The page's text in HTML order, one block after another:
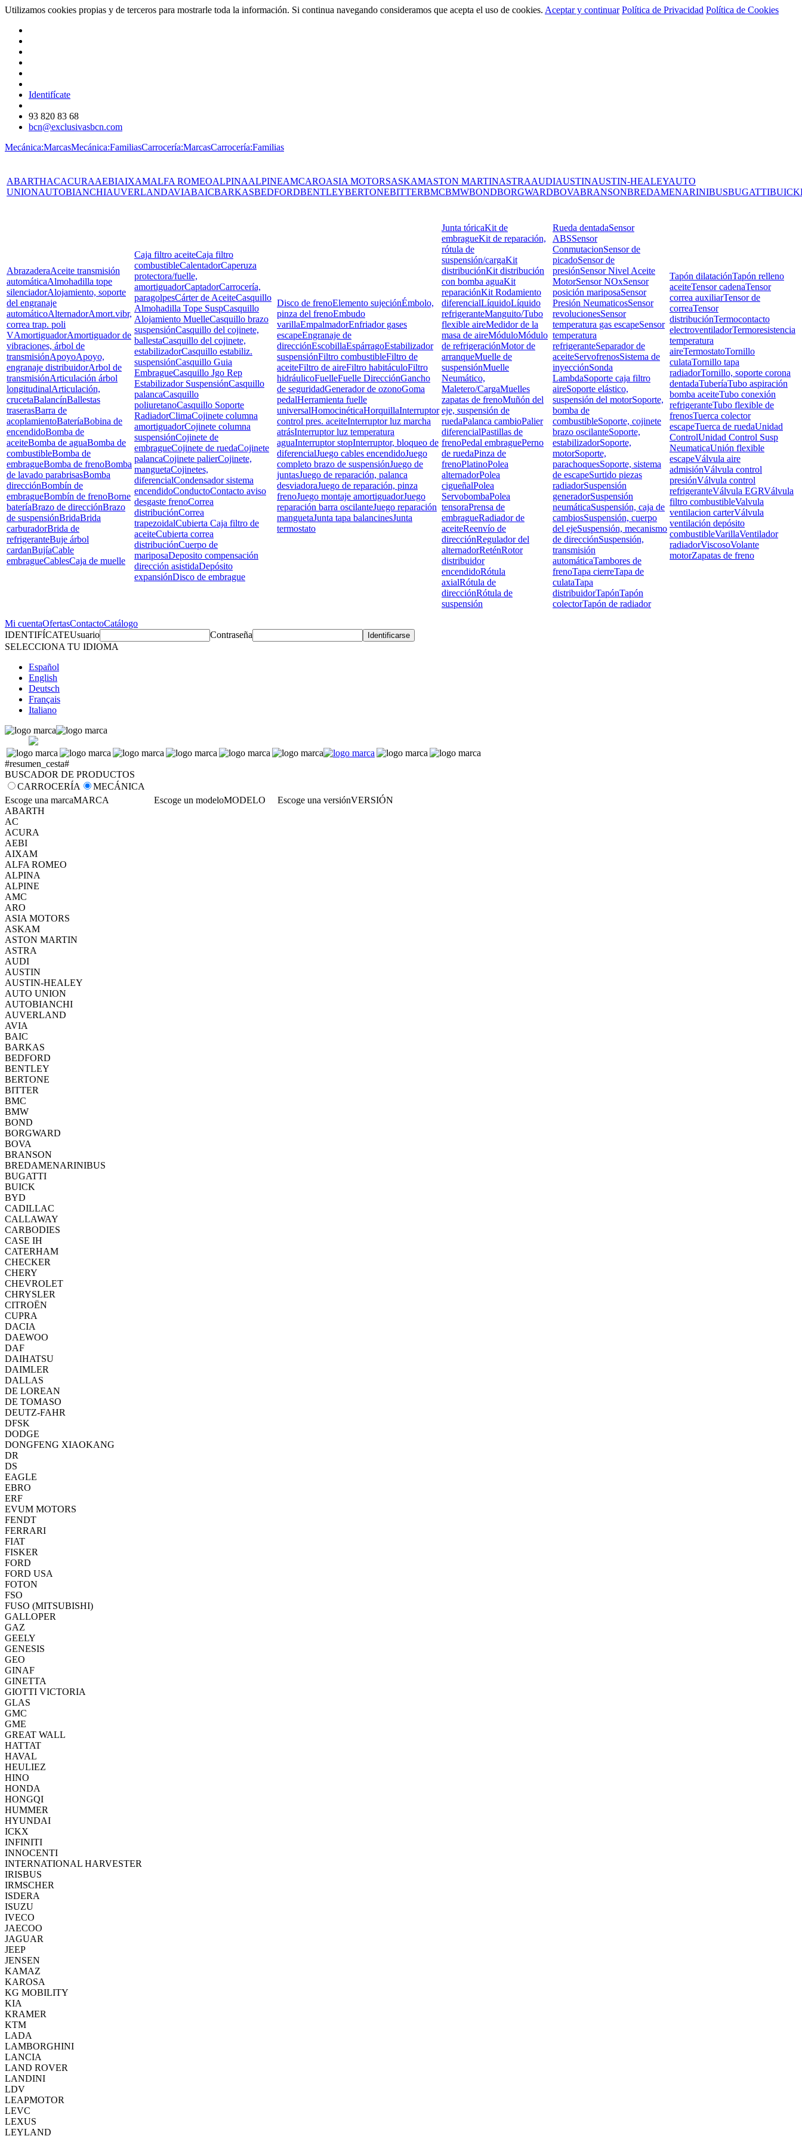
Utilizamos cookies propias y de terceros para mostrarle toda la información. Si continua navegando consideramos que acepta el uso de cookies. Aceptar y continuar Política de Privacidad Política de Cookies
Identifícate
93 820 83 68
bcn@exclusivasbcn.com
Mecánica:MarcasMecánica:FamiliasCarrocería:MarcasCarrocería:Familias
ABARTHACACURAAEBIAIXAMALFA ROMEOALPINAALPINEAMCAROASIA MOTORSASKAMASTON MARTINASTRAAUDIAUSTINAUSTIN-HEALEYAUTO
UNIONAUTOBIANCHIAUVERLANDAVIABAICBARKASBEDFORDBENTLEYBERTONEBITTERBMCBMWBONDBORGWARDBOVABRANSONBREDAMENARINIBUSBUGATTIBUICK
AbrazaderaAceite transmisión
automáticaAlmohadilla tope
silenciadorAlojamiento, soporte
del engranaje
automáticoAlternadorAmort.vibr,
correa trap. poli
VAmortiguadorAmortiguador de
vibraciones, árbol de
transmisiónApoyoApoyo,
engranaje distribuidorArbol de
transmisiónArticulación árbol
longitudinalArticulación,
crucetaBalancínBallestas
traserasBarra de
acoplamientoBateríaBobina de
encendidoBomba de
aceiteBomba de aguaBomba de
combustibleBomba de
embragueBomba de frenoBomba
de lavado parabrisasBomba
direcciónBombín de
embragueBombín de frenoBorne
bateríaBrazo de direcciónBrazo
de suspensiónBridaBrida
carburadorBrida de
refrigeranteBuje árbol
cardanBujíaCable
embragueCablesCaja de muelle
Caja filtro aceiteCaja filtro
combustibleCalentadorCaperuza
protectora/fuelle,
amortiguadorCaptadorCarrocería,
paragolpesCárter de AceiteCasquillo
Almohadilla Tope SuspCasquillo
Alojamiento MuelleCasquillo brazo
suspensiónCasquillo del cojinete,
ballestaCasquillo del cojinete,
estabilizadorCasquillo estabiliz.
suspensiónCasquillo Guia
EmbragueCasquillo Jgo Rep
Estabilizador SuspensiónCasquillo
palancaCasquillo
poliuretanoCasquillo Soporte
RadiadorClimaCojinete columna
amortiguadorCojinete columna
suspensiónCojinete de
embragueCojinete de ruedaCojinete
palancaCojinete palierCojinete,
manguetaCojinetes,
diferencialCondensador sistema
encendidoConductoContacto aviso
desgaste frenoCorrea
distribuciónCorrea
trapezoidalCubierta Caja filtro de
aceiteCubierta correa
distribuciónCuerpo de
mariposaDeposito compensación
dirección asistidaDepósito
expansiónDisco de embrague
Disco de frenoElemento sujeciónÉmbolo,
pinza del frenoEmbudo
varillaEmpalmadorEnfriador gases
escapeEngranaje de
direcciónEscobillaEspárragoEstabilizador
suspensiónFiltro combustibleFiltro de
aceiteFiltro de aireFiltro habitáculoFiltro
hidráulicoFuelleFuelle DirecciónGancho
de seguridadGenerador de ozonoGoma
pedalHerramienta fuelle
universalHomocinéticaHorquillaInterruptor
control pres. aceiteInterruptor luz marcha
atrásInterruptor luz temperatura
aguaInterruptor stopInterruptor, bloqueo de
diferencialJuego cables encendidoJuego
completo brazo de suspensiónJuego de
juntasJuego de reparación, palanca
desviadoraJuego de reparación, pinza
frenoJuego montaje amortiguadorJuego
reparación barra oscilanteJuego reparación
manguetaJunta tapa balancinesJunta
termostato
Junta tóricaKit de
embragueKit de reparación,
rótula de
suspensión/cargaKit
distribuciónKit distribución
con bomba aguaKit
reparaciónKit Rodamiento
diferencialLíquidoLíquido
refrigeranteManguito/Tubo
flexible aireMedidor de la
masa de aireMóduloMódulo
de refrigeraciónMotor de
arranqueMuelle de
suspensiónMuelle
Neumático,
Maletero/CargaMuelles
zapatas de frenoMuñón del
eje, suspensión de
ruedaPalanca cambioPalier
diferencialPastillas de
frenoPedal embraguePerno
de ruedaPinza de
frenoPlatinoPolea
alternadorPolea
cigueñalPolea
ServobombaPolea
tensoraPrensa de
embragueRadiador de
aceiteReenvío de
direcciónRegulador del
alternadorReténRotor
distribuidor
encendidoRótula
axialRótula de
direcciónRótula de
suspensión
Rueda dentadaSensor
ABSSensor
ConmutacionSensor de
picadoSensor de
presiónSensor Nivel Aceite
MotorSensor NOxSensor
posición mariposaSensor
Presión NeumaticosSensor
revolucionesSensor
temperatura gas escapeSensor
temperatura
refrigeranteSeparador de
aceiteServofrenosSistema de
inyecciónSonda
LambdaSoporte caja filtro
aireSoporte elástico,
suspensión del motorSoporte,
bomba de
combustibleSoporte, cojinete
brazo oscilanteSoporte,
estabilizadorSoporte,
motorSoporte,
parachoquesSoporte, sistema
de escapeSurtido piezas
radiadorSuspensión
generadorSuspensión
neumáticaSuspensión, caja de
cambiosSuspensión, cuerpo
del ejeSuspensión, mecanismo
de direcciónSuspensión,
transmisión
automáticaTambores de
frenoTapa cierreTapa de
culataTapa
distribuidorTapónTapón
colectorTapón de radiador
Tapón dilataciónTapón relleno
aceiteTensor cadenaTensor
correa auxiliarTensor de
correaTensor
distribuciónTermocontacto
electroventiladorTermoresistencia
temperatura
aireTermostatoTornillo
culataTornillo tapa
radiadorTornillo, soporte corona
dentadaTuberíaTubo aspiración
bomba aceiteTubo conexión
refrigeranteTubo flexible de
frenosTuerca colector
escapeTuerca de ruedaUnidad
ControlUnidad Control Susp
NeumaticaUnión flexible
escapeVálvula aire
admisiónVálvula control
presiónVálvula control
refrigeranteVálvula EGRVálvula
filtro combustibleValvula
ventilacion carterVálvula
ventilación depósito
combustibleVarillaVentilador
radiadorViscosoVolante
motorZapatas de freno
Mi cuentaOfertasContactoCatálogo
IDENTIFÍCATEUsuario
Contraseña
SELECCIONA TU IDIOMA
Español
English
Deutsch
Français
Italiano
#resumen_cesta#
BUSCADOR DE PRODUCTOS
CARROCERÍA
MECÁNICA
Escoge una marcaMARCA
ABARTH
AC
ACURA
AEBI
AIXAM
ALFA ROMEO
ALPINA
ALPINE
AMC
ARO
ASIA MOTORS
ASKAM
ASTON MARTIN
ASTRA
AUDI
AUSTIN
AUSTIN-HEALEY
AUTO UNION
AUTOBIANCHI
AUVERLAND
AVIA
BAIC
BARKAS
BEDFORD
BENTLEY
BERTONE
BITTER
BMC
BMW
BOND
BORGWARD
BOVA
BRANSON
BREDAMENARINIBUS
BUGATTI
BUICK
BYD
CADILLAC
CALLAWAY
CARBODIES
CASE IH
CATERHAM
CHECKER
CHERY
CHEVROLET
CHRYSLER
CITROËN
CUPRA
DACIA
DAEWOO
DAF
DAIHATSU
DAIMLER
DALLAS
DE LOREAN
DE TOMASO
DEUTZ-FAHR
DFSK
DODGE
DONGFENG XIAOKANG
DR
DS
EAGLE
EBRO
ERF
EVUM MOTORS
FENDT
FERRARI
FIAT
FISKER
FORD
FORD USA
FOTON
FSO
FUSO (MITSUBISHI)
GALLOPER
GAZ
GEELY
GENESIS
GEO
GINAF
GINETTA
GIOTTI VICTORIA
GLAS
GMC
GME
GREAT WALL
HATTAT
HAVAL
HEULIEZ
HINO
HONDA
HONGQI
HUMMER
HYUNDAI
ICKX
INFINITI
INNOCENTI
INTERNATIONAL HARVESTER
IRISBUS
IRMSCHER
ISDERA
ISUZU
IVECO
JAECOO
JAGUAR
JEEP
JENSEN
KAMAZ
KAROSA
KG MOBILITY
KIA
KRAMER
KTM
LADA
LAMBORGHINI
LANCIA
LAND ROVER
LANDINI
LDV
LEAPMOTOR
LEVC
LEXUS
LEYLAND
Escoge un modeloMODELO Escoge una versiónVERSIÓN